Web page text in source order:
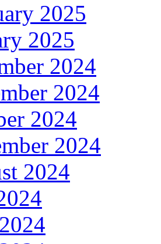
2025
2025
2024
2024
2024
2024
2024